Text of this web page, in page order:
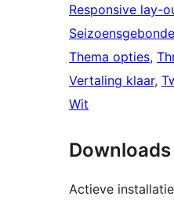
Responsive lay-
Thema opties,
Vertaling klaar,
Wit
Actieve